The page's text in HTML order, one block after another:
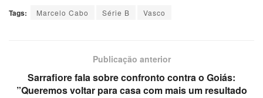
Tags: Marcelo Cabo Série B Vasco
Publicação anterior
Sarrafiore fala sobre confronto contra o Goiás:
”Queremos voltar para casa com mais um resultado